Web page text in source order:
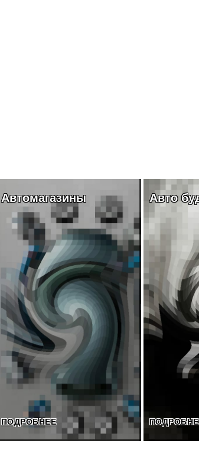
Автомагазины
ПОДРОБНЕЕ
Авто